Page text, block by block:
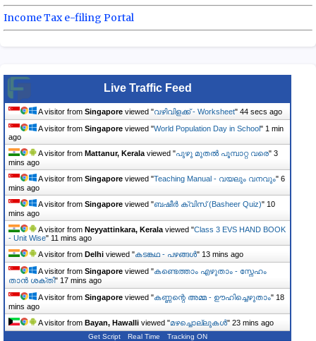
Income Tax e-filing Portal
Live Traffic Feed
A visitor from Singapore viewed "വഴിവിളക്ക് - Worksheet" 45 secs ago
A visitor from Singapore viewed "World Population Day in School" 1 min
ago
A visitor from Mattanur, Kerala viewed "പുഴു മുതൽ പൂമ്പാറ്റ വരെ" 3
mins ago
A visitor from Singapore viewed "Teaching Manual - വയലും വനവും" 6
mins ago
A visitor from Singapore viewed "ബഷീർ ക്വിസ് (Basheer Quiz)" 10
mins ago
A visitor from Neyyattinkara, Kerala viewed "Class 3 EVS HAND BOOK
- Unit Wise" 11 mins ago
A visitor from Delhi viewed "കടങ്കഥ - പഴങ്ങൾ" 13 mins ago
A visitor from Singapore viewed "കണ്ടെത്താം എഴുതാം - സ്നേഹം
താൻ ശക്തി" 17 mins ago
A visitor from Singapore viewed "കണ്ണന്റെ അമ്മ - ഊഹിച്ചെഴുതാം" 18
mins ago
A visitor from Bayan, Hawalli viewed "മഴച്ചൊല്ലുകൾ" 23 mins ago
Get Script Real Time Tracking ON